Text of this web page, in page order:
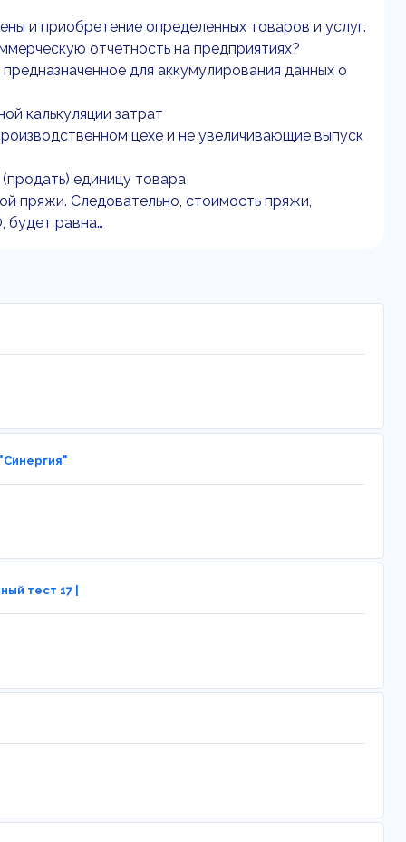
и приобретение определенных товаров и услуг.
отчетность на предприятиях?
для аккумулирования данных о
калькуляции затрат
цехе и не увеличивающие выпуск
единицу товара
пряжи. Следовательно, стоимость пряжи,
будет равна…
тест 17 |